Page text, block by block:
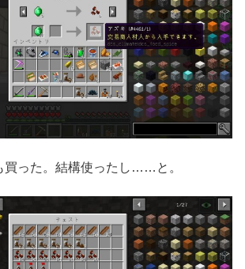
買った。結構使ったし……と。